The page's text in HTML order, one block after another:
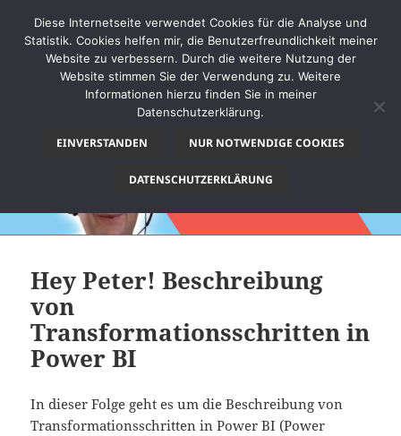
Hey Peter! Beschreibung
von
Transformationsschritten in
Power BI
In dieser Folge geht es um die Beschreibung von
Transformationsschritten in Power BI (Power
Diese Internetseite verwendet Cookies für die Analyse und
Statistik. Cookies helfen mir, die Benutzerfreundlichkeit meiner
Website zu verbessern. Durch die weitere Nutzung der
Website stimmen Sie der Verwendung zu. Weitere
Informationen hierzu finden Sie in meiner
Datenschutzerklärung.
EINVERSTANDEN NUR NOTWENDIGE COOKIES
DATENSCHUTZERKLÄRUNG